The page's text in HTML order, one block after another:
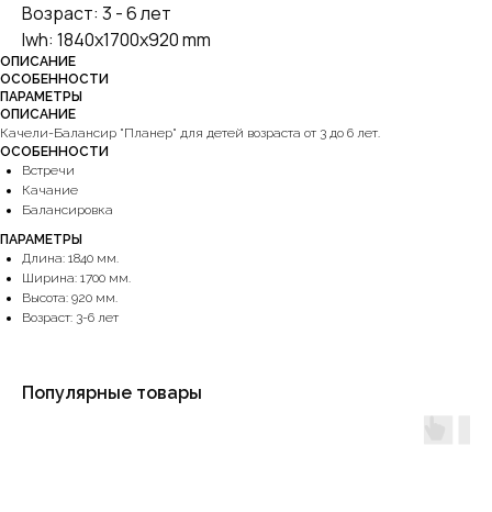
Возраст: 3 - 6 лет
lwh: 1840x1700x920 mm
ОПИСАНИЕ
ОСОБЕННОСТИ
ПАРАМЕТРЫ
ОПИСАНИЕ
Качели-Балансир "Планер" для детей возраста от 3 до 6 лет.
ОСОБЕННОСТИ
Встречи
Качание
Балансировка
ПАРАМЕТРЫ
Длина: 1840 мм.
Ширина: 1700 мм.
Высота: 920 мм.
Возраст: 3-6 лет
Популярные товары